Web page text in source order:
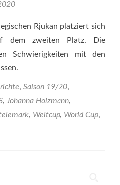
Rjukan platziert sich
dem zweiten Platz. Die
Schwierigkeiten mit den
, Saison 19/20,
, Johanna Holzmann,
, Weltcup, World Cup,